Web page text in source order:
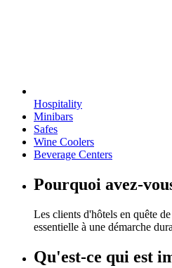
Hospitality
Minibars
Safes
Wine Coolers
Beverage Centers
Pourquoi avez-
Les clients d'hôtels en quête
essentielle à une démarche
Qu'est-ce qui est